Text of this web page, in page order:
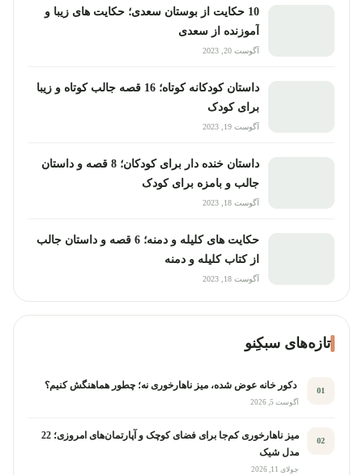
10 حکایت از بوستان سعدی؛ حکایت های زیبا و
آموزنده از سعدی
آگوست 20, 2023
داستان کودکانه کوتاه؛ 16 قصه جالب کوتاه و زیبا
برای کودک
آگوست 19, 2023
داستان خنده دار برای کودکان؛ 8 قصه و داستان
جالب و بامزه برای کودک
آگوست 18, 2023
حکایت های کلیله و دمنه؛ 6 قصه و داستان جالب
از کتاب کلیله و دمنه
آگوست 18, 2023
تازه‌های سبکِنو
01 دکور خانه عوض شده، میز ناهارخوری نه؛ چطور هماهنگش کنیم؟
آگوست 5, 2026
02
میز ناهارخوری کم‌جا برای فضای کوچک و آپارتمان‌های امروزی؛ 22
مدل شیک
جولای 11, 2026